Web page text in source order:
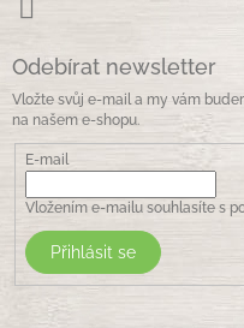
Odebírat newsletter
Vložte svůj e-mail a my vám
na našem e-shopu.
E-mail
Vložením e-mailu souhlasíte s
Přihlásit se